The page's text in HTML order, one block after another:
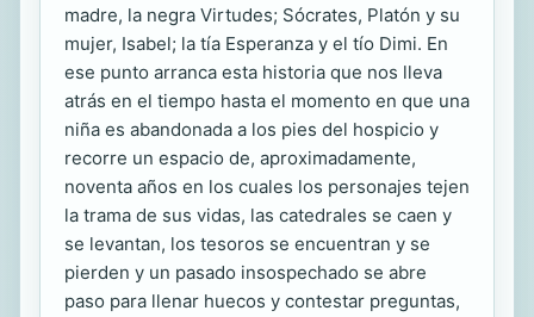
madre, la negra Virtudes; Sócrates, Platón y su
mujer, Isabel; la tía Esperanza y el tío Dimi. En
ese punto arranca esta historia que nos lleva
atrás en el tiempo hasta el momento en que una
niña es abandonada a los pies del hospicio y
recorre un espacio de, aproximadamente,
noventa años en los cuales los personajes tejen
la trama de sus vidas, las catedrales se caen y
se levantan, los tesoros se encuentran y se
pierden y un pasado insospechado se abre
paso para llenar huecos y contestar preguntas,